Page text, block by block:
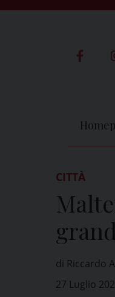
CITTÀ
di Riccardo
27 Luglio